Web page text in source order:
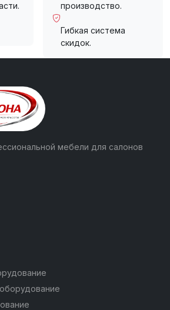
производство.
Гибкая система
скидок.
мебели для салонов